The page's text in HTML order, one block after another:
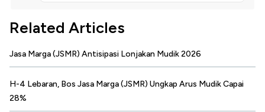
Related Articles
Jasa Marga (JSMR) Antisipasi Lonjakan Mudik 2026
H-4 Lebaran, Bos Jasa Marga (JSMR) Ungkap Arus Mudik Capai
28%